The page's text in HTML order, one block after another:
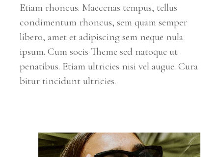
Etiam rhoncus. Maecenas tempus, tellus
condimentum rhoncus, sem quam semper
libero, amet et adipiscing sem neque nula
ipsum. Cum socis Theme sed natoque ut
penatibus. Etiam ultricies nisi vel augue. Cura
bitur tincidunt ultricies.